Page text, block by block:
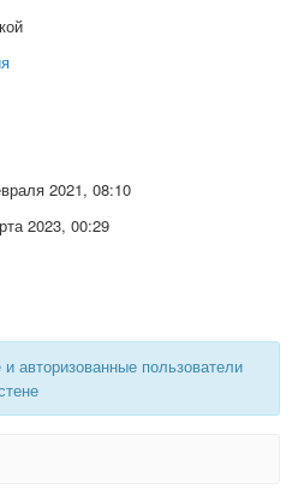
2021, 08:10
2023, 00:29
авторизованные пользователи